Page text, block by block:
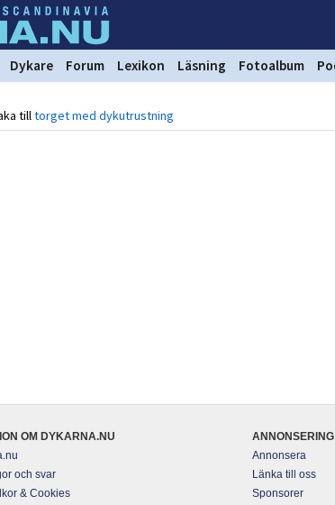
Dykare Forum Lexikon Läsning Fotoalbum
tilltorget med dykutrustning
OM DYKARNA.NU
och svar
& Cookies
Annonsera
Länka till oss
Sponsorer